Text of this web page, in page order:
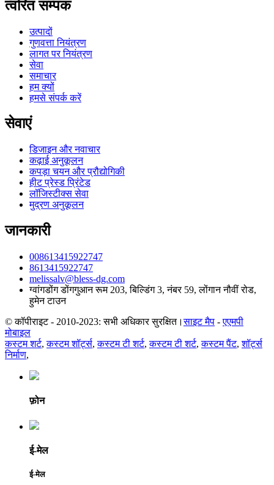
त्वरित सम्पक
उत्पादों
गुणवत्ता नियंत्रण
लागत पर नियंत्रण
सेवा
समाचार
हम क्यों
हमसे संपर्क करें
सेवाएं
डिजाइन और नवाचार
कढ़ाई अनुकूलन
कपड़ा चयन और प्रौद्योगिकी
हीट प्रेस्ड प्रिंटेड
लॉजिस्टीक्स सेवा
मुद्रण अनुकूलन
जानकारी
008613415922747
8613415922747
melissalv@bless-dg.com
ग्वांगडोंग डोंगगुआन रूम 203, बिल्डिंग 3, नंबर 59, लोंगान नौवीं रोड,
हुमेन टाउन
© कॉपीराइट - 2010-2023: सभी अधिकार सुरक्षित।साइट मैप -एएमपी
मोबाइल
कस्टम शर्ट,कस्टम शॉर्ट्स,कस्टम टी शर्ट,कस्टम टी शर्ट,कस्टम पैंट,शॉर्ट्स
निर्माण,
फ़ोन
ई-मेल
ई-मेल